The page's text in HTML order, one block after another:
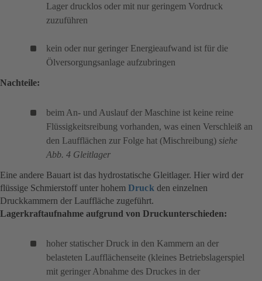
Lager drucklos oder mit nur geringem Vordruck
zuzuführen
kein oder nur geringer Energieaufwand ist für die
Ölversorgungsanlage aufzubringen
Nachteile:
beim An- und Auslauf der Maschine ist keine reine
Flüssigkeitsreibung vorhanden, was einen Verschleiß an
den Laufflächen zur Folge hat (Mischreibung) siehe
Abb. 4 Gleitlager
Eine andere Bauart ist das hydrostatische Gleitlager. Hier wird der
flüssige Schmierstoff unter hohem Druck den einzelnen
Druckkammern der Lauffläche zugeführt.
Lagerkraftaufnahme aufgrund von Druckunterschieden:
hoher statischer Druck in den Kammern an der
belasteten Laufflächenseite (kleines Betriebslagerspiel
mit geringer Abnahme des Druckes in der